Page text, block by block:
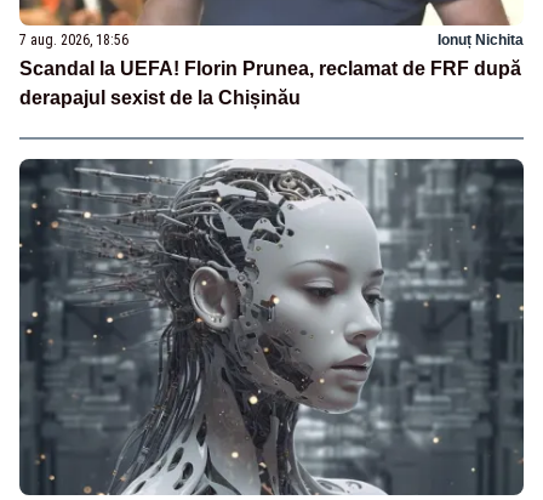
7 aug. 2026, 18:56 Ionuț Nichita
Scandal la UEFA! Florin Prunea, reclamat de FRF după
derapajul sexist de la Chișinău